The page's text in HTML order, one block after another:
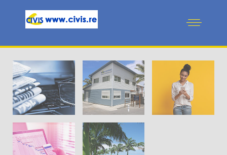
Actus en
vedette
La CIVIS Pratiques
Cadre de